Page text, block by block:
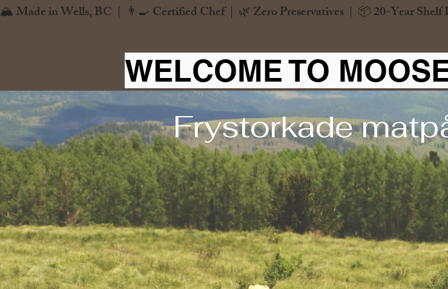
🏔️ Made in Wells, BC  |  👨‍🍳 Certified Chef  |  🌿 Zero Preservatives  |  📦 20-Year Shelf
WELCOME TO
Frystorkade